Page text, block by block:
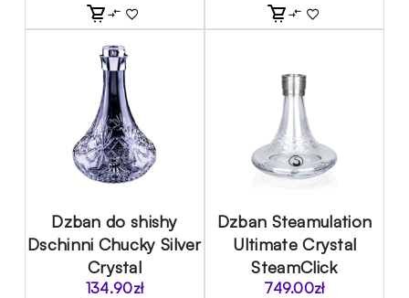
Dzban do shishy
Dschinni Chucky Silver
Crystal
134.90zł
Dzban Steamulation
Ultimate Crystal
SteamClick
749.00zł